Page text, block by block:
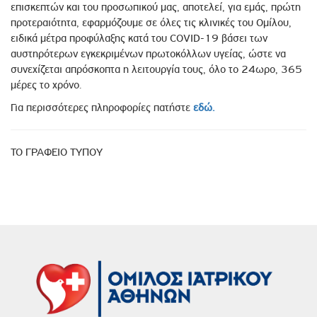
επισκεπτών και του προσωπικού μας, αποτελεί, για εμάς, πρώτη
προτεραιότητα, εφαρμόζουμε σε όλες τις κλινικές του Ομίλου,
ειδικά μέτρα προφύλαξης κατά του CΟVID-19 βάσει των
αυστηρότερων εγκεκριμένων πρωτοκόλλων υγείας, ώστε να
συνεχίζεται απρόσκοπτα η λειτουργία τους, όλο το 24ωρο, 365
μέρες το χρόνο.
Για περισσότερες πληροφορίες πατήστε εδώ.
ΤΟ ΓΡΑΦΕΙΟ ΤΥΠΟΥ